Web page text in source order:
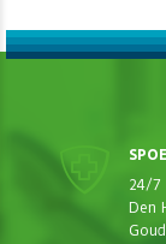
24/7
Den